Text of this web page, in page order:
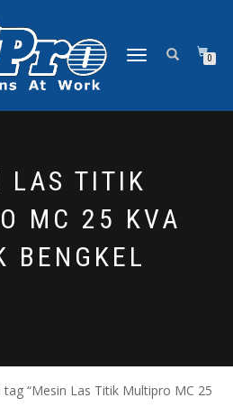
NAVIGASI
0
LAS TITIK
MC 25 KVA
BENGKEL
“Mesin Las Titik Multipro MC 25